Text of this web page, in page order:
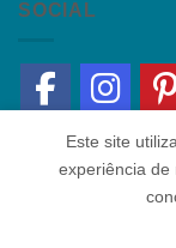
SOCIAL
Este site
experiência de